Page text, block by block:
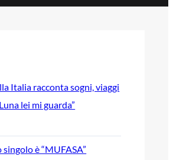
Italia racconta sogni, viaggi
lei mi guarda”
è “MUFASA”